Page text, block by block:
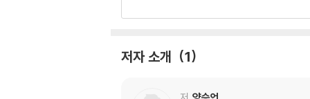
간판이 없는 교회 · 52
핵심은 사람이다 · 59
저자 소개 1